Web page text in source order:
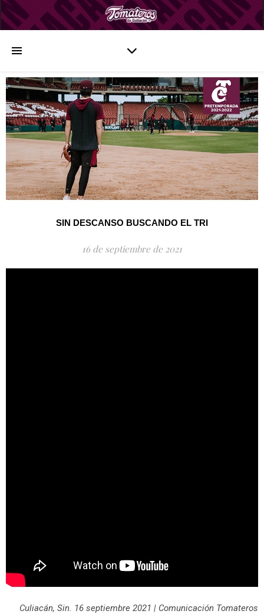
SIN DESCANSO BUSCANDO EL TRI
16 de septiembre de 2021
Culiacán, Sin. 16 septiembre 2021 | Comunicación Tomateros